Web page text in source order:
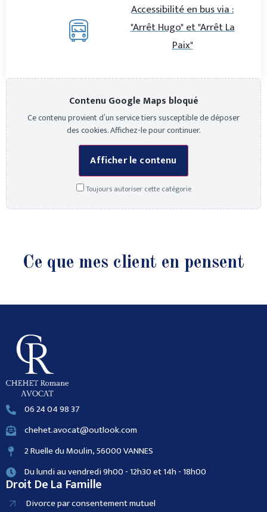
Accessibilité en bus via :
"Arrêt Hugo" et "Arrêt La
Paix"
Contenu Google Maps bloqué
Ce contenu provient d’un service tiers susceptible de déposer
des cookies. Affichez-le pour continuer.
Afficher le contenu
Toujours autoriser cette catégorie
Ce que mes client en pensent
06 24 04 98 37
chehet.avocat@outlook.com
2 Ruelle du Moulin, 56000 VANNES
Du lundi au vendredi 9h00 - 12h30 et 14h - 18h00
Droit De La Famille
Divorce par consentement mutuel